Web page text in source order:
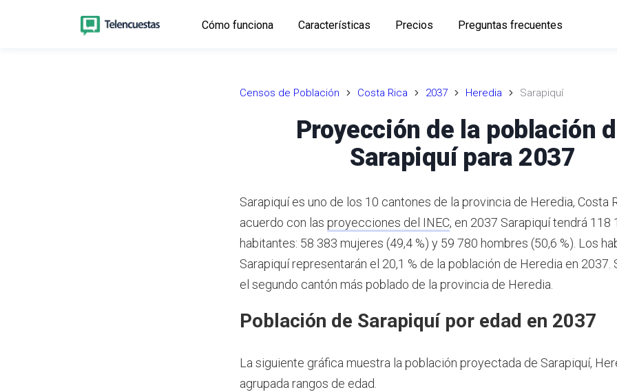
Cómo funciona Características Precios Preguntas frecuentes
Censos de Población Costa Rica 2037 Heredia Sarapiquí
Proyección de la población
Sarapiquí para 2037
Sarapiquí es uno de los 10 cantones de la provincia de Heredia, Costa
acuerdo con las proyecciones del INEC, en 2037 Sarapiquí tendrá 118
habitantes: 58 383 mujeres (49,4 %) y 59 780 hombres (50,6 %). Los
Sarapiquí representarán el 20,1 % de la población de Heredia en 2037.
el segundo cantón más poblado de la provincia de Heredia.
Población de Sarapiquí por edad en 2037
La siguiente gráfica muestra la población proyectada de Sarapiquí,
agrupada rangos de edad.